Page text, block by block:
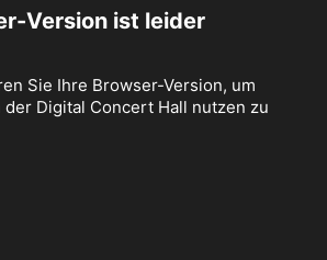
Version ist leider
Sie Ihre Browser-Version, um
der Digital Concert Hall nutzen zu